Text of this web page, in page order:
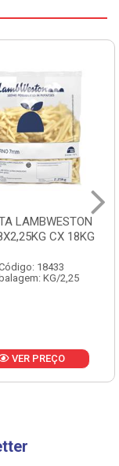
LAMBWESTON
CX 18KG
18433
KG/2,25
VER PREÇO